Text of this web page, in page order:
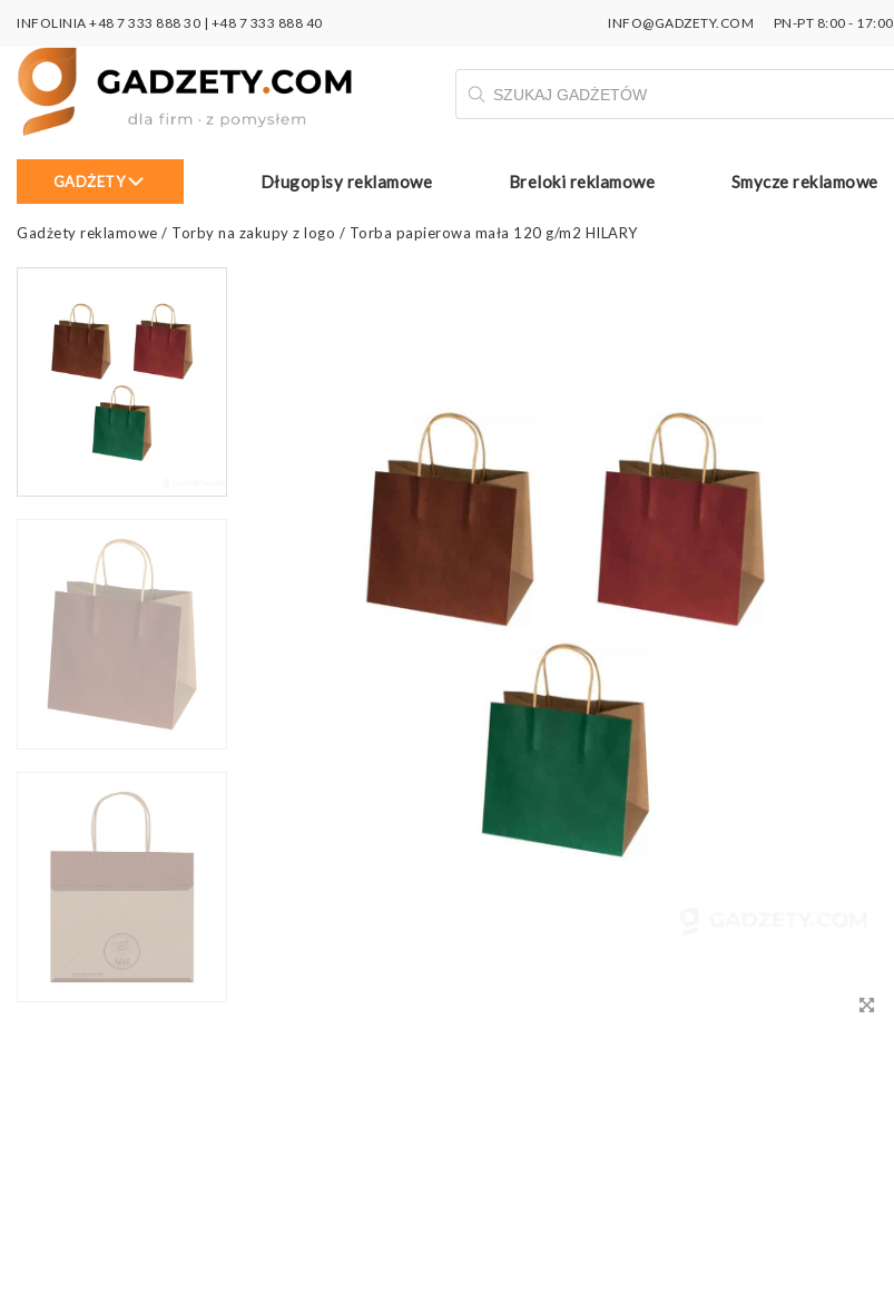
INFOLINIA +48 7 333 888 30 | +48 7 333 888 40 INFO@GADZETY.COM PN-PT 8:00 - 17:00
Wyszukiwarka
produktów
GADŻETY Długopisy reklamowe Breloki reklamowe Smycze reklamowe
Gadżety reklamowe / Torby na zakupy z logo / Torba papierowa mała 120 g/m2 HILARY